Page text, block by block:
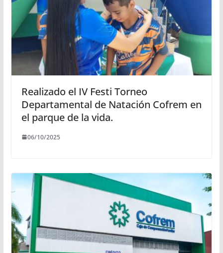
Realizado el IV Festi Torneo
Departamental de Natación Cofrem en
el parque de la vida.
06/10/2025